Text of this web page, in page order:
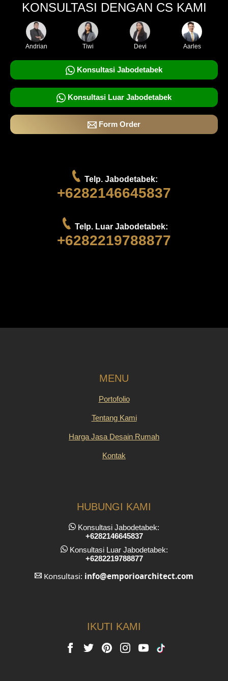
KONSULTASI DENGAN CS KAMI
Andrian Tiwi Devi Aarles
Konsultasi Jabodetabek
Konsultasi Luar Jabodetabek
Form Order
Telp. Jabodetabek:
+6282146645837
Telp. Luar Jabodetabek:
+6282219788877
MENU
Portofolio
Tentang Kami
Harga Jasa Desain Rumah
Kontak
HUBUNGI KAMI
Konsultasi Jabodetabek:
+6282146645837
Konsultasi Luar Jabodetabek:
+6282219788877
Konsultasi: info@emporioarchitect.com
IKUTI KAMI